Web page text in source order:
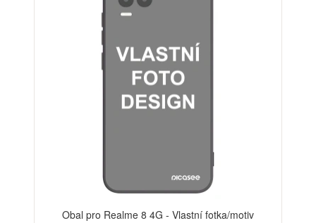
Obal pro Realme 8 4G - Vlastní fotka/motiv